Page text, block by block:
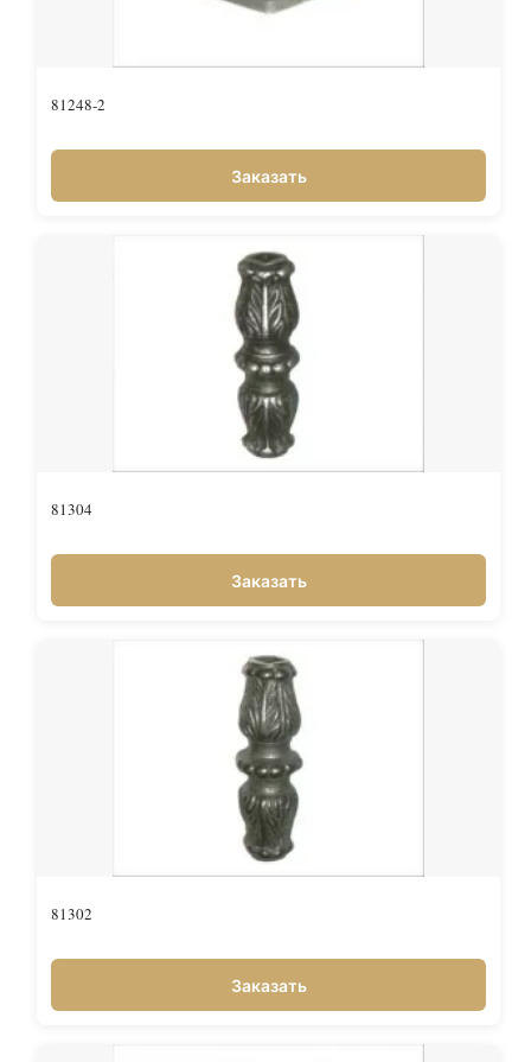
81248-2
Заказать
81304
Заказать
81302
Заказать